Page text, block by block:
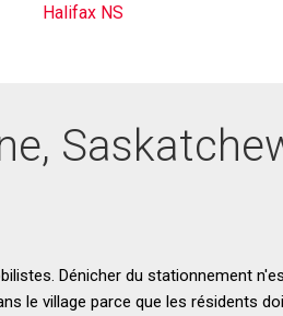
Halifax NS
Dénicher du stationnement
le village parce que les résidents